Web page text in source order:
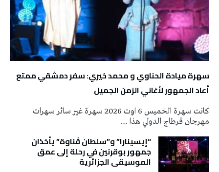
سهرة ميادة الحناوي و محمد خيري: سفر دمشقي ممتع
أعاد الجمهور لأغاني الزمن الجميل
كانت سهرة الخميس 6 اوت 2026 سهرة غير سائر سهرات
مهرجان قرطاج الدولي هذا …
“إيسينارا” و”سلطان ڤناوة” يأخذان
جمهور بوقرنين في رحلة إلى عمق
الموسيقى الجزائرية